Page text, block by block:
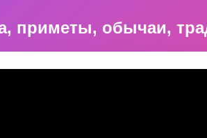
приметы, обычаи,